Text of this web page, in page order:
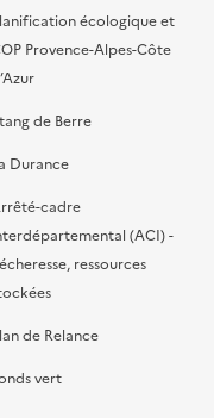
écologique et
Provence-Alpes-Côte
de Berre
Durance
cadre
(ACI) -
ressources
de Relance
vert